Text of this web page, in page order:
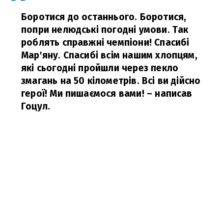
Боротися до останнього. Боротися,
попри нелюдські погодні умови. Так
роблять справжні чемпіони! Спасибі
Мар'яну. Спасибі всім нашим хлопцям,
які сьогодні пройшли через пекло
змагань на 50 кілометрів. Всі ви дійсно
герої! Ми пишаємося вами!– написав
Гоцул.